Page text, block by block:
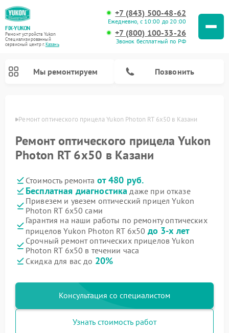
FIX-YUKON
Ремонт устройств Yukon
Специализированный
cервисный центр г.Казань
+7 (843) 500-48-62
Ежедневно, с 10:00 до 20:00
+7 (800) 100-33-26
Звонок бесплатный по РФ
Мы ремонтируем Позвонить
Ремонт оптического прицела Yukon Photon RT 6x50 в Казани
Ремонт оптического прицела Yukon
Photon RT 6x50 в Казани
Стоимость ремонта от 480 руб.
Бесплатная диагностика даже при отказе
Привезем и увезем оптический прицел Yukon
Photon RT 6x50 сами
Гарантия на наши работы по ремонту оптических
прицелов Yukon Photon RT 6x50 до 3-х лет
Срочный ремонт оптических прицелов Yukon
Photon RT 6x50 в течении часа
Скидка для вас до 20%
Консультация со специалистом
Узнать стоимость работ